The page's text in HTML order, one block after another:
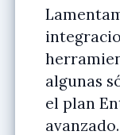
algunas
el plan
avanzado.